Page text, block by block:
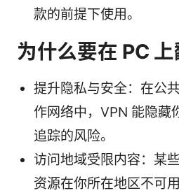
款的前提下使用。
为什么要在 PC
提升隐私与安全：在公
作网络中，VPN 能隐藏
追踪的风险。
访问地域受限内容：某
资源在你所在地区不可